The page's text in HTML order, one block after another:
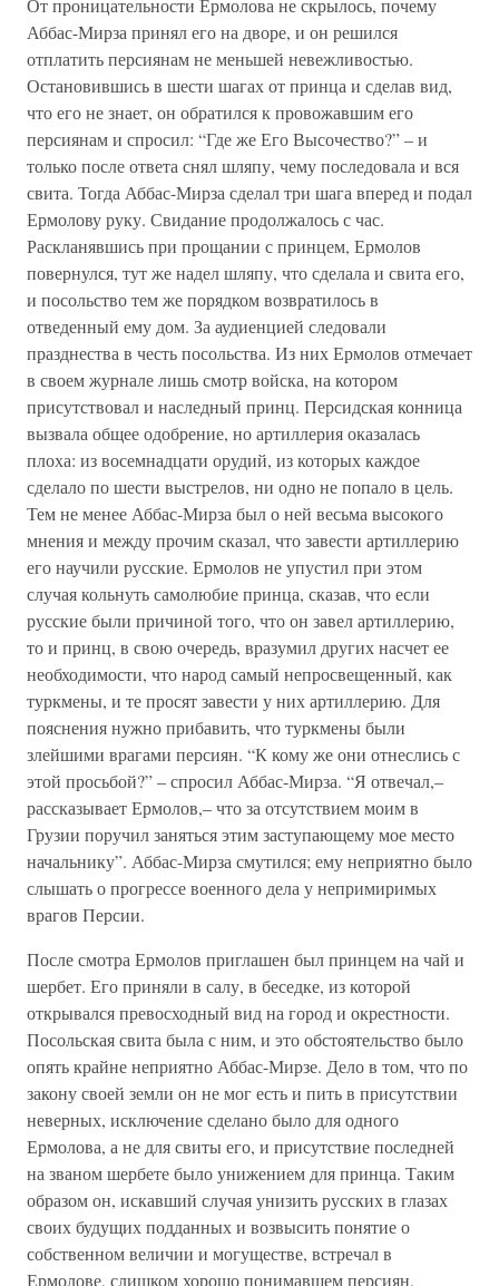
От проницательности Ермолова не скрылось, почему
Аббас-Мирза принял его на дворе, и он решился
отплатить персиянам не меньшей невежливостью.
Остановившись в шести шагах от принца и сделав вид,
что его не знает, он обратился к провожавшим его
персиянам и спросил: “Где же Его Высочество?” – и
только после ответа снял шляпу, чему последовала и вся
свита. Тогда Аббас-Мирза сделал три шага вперед и подал
Ермолову руку. Свидание продолжалось с час.
Раскланявшись при прощании с принцем, Ермолов
повернулся, тут же надел шляпу, что сделала и свита его,
и посольство тем же порядком возвратилось в
отведенный ему дом. За аудиенцией следовали
празднества в честь посольства. Из них Ермолов отмечает
в своем журнале лишь смотр войска, на котором
присутствовал и наследный принц. Персидская конница
вызвала общее одобрение, но артиллерия оказалась
плоха: из восемнадцати орудий, из которых каждое
сделало по шести выстрелов, ни одно не попало в цель.
Тем не менее Аббас-Мирза был о ней весьма высокого
мнения и между прочим сказал, что завести артиллерию
его научили русские. Ермолов не упустил при этом
случая кольнуть самолюбие принца, сказав, что если
русские были причиной того, что он завел артиллерию,
то и принц, в свою очередь, вразумил других насчет ее
необходимости, что народ самый непросвещенный, как
туркмены, и те просят завести у них артиллерию. Для
пояснения нужно прибавить, что туркмены были
злейшими врагами персиян. “К кому же они отнеслись с
этой просьбой?” – спросил Аббас-Мирза. “Я отвечал,–
рассказывает Ермолов,– что за отсутствием моим в
Грузии поручил заняться этим заступающему мое место
начальнику”. Аббас-Мирза смутился; ему неприятно было
слышать о прогрессе военного дела у непримиримых
врагов Персии.
После смотра Ермолов приглашен был принцем на чай и
шербет. Его приняли в салу, в беседке, из которой
открывался превосходный вид на город и окрестности.
Посольская свита была с ним, и это обстоятельство было
опять крайне неприятно Аббас-Мирзе. Дело в том, что по
закону своей земли он не мог есть и пить в присутствии
неверных, исключение сделано было для одного
Ермолова, а не для свиты его, и присутствие последней
на званом шербете было унижением для принца. Таким
образом он, искавший случая унизить русских в глазах
своих будущих подданных и возвысить понятие о
собственном величии и могуществе, встречал в
Ермолове, слишком хорошо понимавшем персиян,